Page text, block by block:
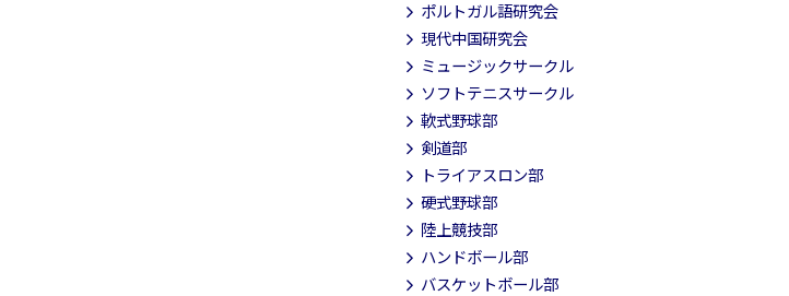
ポルトガル語研究会
現代中国研究会
ミュージックサークル
ソフトテニスサークル
軟式野球部
剣道部
トライアスロン部
硬式野球部
陸上競技部
ハンドボール部
バスケットボール部